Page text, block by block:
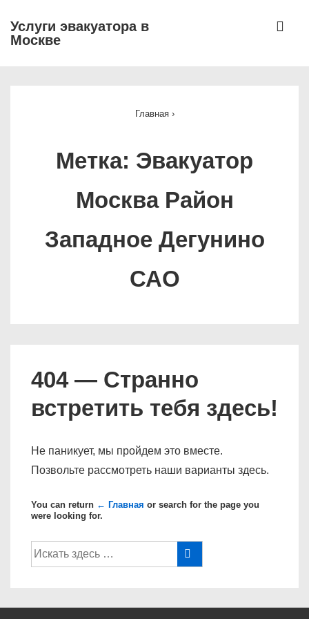
Перейти
Услуги эвакуатора в
Москве
Главная ›
Метка: Эвакуатор
Москва Район
Западное Дегунино
САО
404 — Странно
встретить тебя здесь!
Не паникует, мы пройдем это вместе.
Позвольте рассмотреть наши варианты здесь.
You can return ← Главная or search for the page you
were looking for.
Поиск
по: